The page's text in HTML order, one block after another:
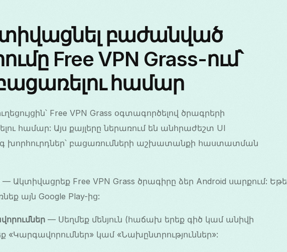
բաժանված
Free VPN Grass-ում՝
համար
Free VPN Grass օգտագործելով ծրագրերի
համար: Այս քայլերը ներառում են անհրաժեշտ UI
խորհուրդներ՝ բացառումների աշխատանքի հաստատման
— Ակտիվացրեք Free VPN Grass ծրագիրը ձեր Android սարքում: Եթե
այն Google Play-ից:
— Սեղմեք մենյուն (հաճախ երեք գիծ կամ անիվի
կամ «Նախընտրություններ»: